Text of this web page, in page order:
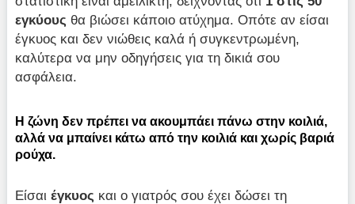
εγκύους θα βιώσει κάποιο ατύχημα. Οπότε αν είσαι
έγκυος και δεν νιώθεις καλά ή συγκεντρωμένη,
καλύτερα να μην οδηγήσεις για τη δικιά σου
ασφάλεια.
Η ζώνη δεν πρέπει να ακουμπάει πάνω στην κοιλιά,
αλλά να μπαίνει κάτω από την κοιλιά και χωρίς βαριά
ρούχα.
Είσαιέγκυος και ο γιατρός σου έχει δώσει τη